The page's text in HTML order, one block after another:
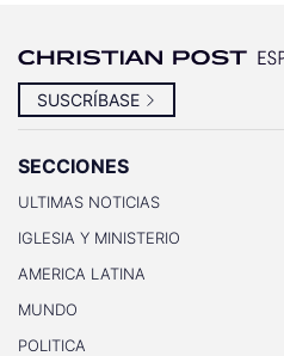
SUSCRÍBASE
SECCIONES
ULTIMAS NOTICIAS
IGLESIA Y MINISTERIO
AMERICA LATINA
MUNDO
POLITICA